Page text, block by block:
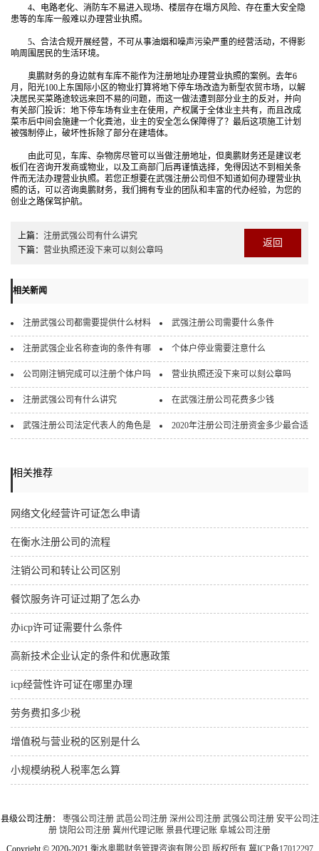
4、电路老化、消防车不易进入现场、楼层存在塌方风险、存在重大安全隐
患等的车库一般难以办理营业执照。
5、合法合规开展经营，不可从事油烟和噪声污染严重的经营活动，不得影
响周围居民的生活环境。
奥鹏财务的身边就有车库不能作为注册地址办理营业执照的案例。去年6
月，阳光100上东国际小区的物业打算将地下停车场改造为新型农贸市场，以解
决居民买菜路途较远来回不易的问题，而这一做法遭到部分业主的反对，并向
有关部门投诉：地下停车场有业主在使用，产权属于全体业主共有，而且改成
菜市后中间会施建一个化粪池，业主的安全怎么保障得了？最后这项施工计划
被强制停止，破坏性拆除了部分在建墙体。
由此可见，车库、杂物房尽管可以当做注册地址，但奥鹏财务还是建议老
板们在咨询开发商或物业，以及工商部门后再谨慎选择，免得因达不到相关条
件而无法办理营业执照。若您正想要在武强注册公司但不知道如何办理营业执
照的话，可以咨询奥鹏财务，我们拥有专业的团队和丰富的代办经验，为您的
创业之路保驾护航。
上篇： 注册武强公司有什么讲究
下篇： 营业执照还没下来可以刻公章吗
返回
相关新闻
注册武强公司都需要提供什么材料 武强注册公司需要什么条件
注册武强企业名称查询的条件有哪 个体户停业需要注意什么
公司刚注销完成可以注册个体户吗 营业执照还没下来可以刻公章吗
注册武强公司有什么讲究 在武强注册公司花费多少钱
武强注册公司法定代表人的角色是 2020年注册公司注册资金多少最合适
相关推荐
网络文化经营许可证怎么申请
在衡水注册公司的流程
注销公司和转让公司区别
餐饮服务许可证过期了怎么办
办icp许可证需要什么条件
高新技术企业认定的条件和优惠政策
icp经营性许可证在哪里办理
劳务费扣多少税
增值税与营业税的区别是什么
小规模纳税人税率怎么算
县级公司注册： 枣强公司注册 武邑公司注册 深州公司注册 武强公司注册 安平公司注
册 饶阳公司注册 冀州代理记账 景县代理记账 阜城公司注册
Copyright © 2020-2021 衡水奥鹏财务管理咨询有限公司 版权所有 冀ICP备17012297